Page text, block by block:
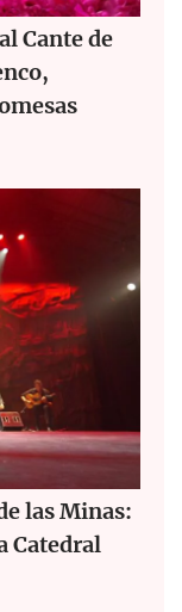
Cante de
las Minas:
Catedral